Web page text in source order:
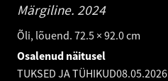
Märgiline. 2024
Õli, lõuend. 72.5 × 92.0 cm
Osalenud näitusel
TUKSED JA TÜHIKUD08.05.2026